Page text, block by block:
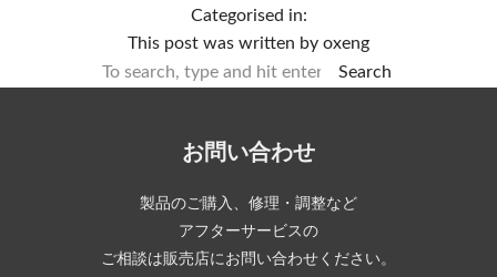
Categorised in:
This post was written by oxeng
Search
お問い合わせ
製品のご購入、修理・調整など
アフターサービスの
ご相談は販売店にお問い合わせください。